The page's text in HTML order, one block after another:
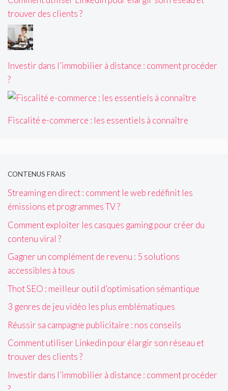
trouver des clients ?
Investir dans l’immobilier à distance : comment procéder
?
Fiscalité e-commerce : les essentiels à connaître
CONTENUS FRAIS
Streaming en direct : comment le web redéfinit les
émissions et programmes TV ?
Comment exploiter les casques gaming pour créer du
contenu viral ?
Gagner un complément de revenu : 5 solutions
accessibles à tous
Thot SEO : meilleur outil d’optimisation sémantique
3 genres de jeu vidéo les plus emblématiques
Réussir sa campagne publicitaire : nos conseils
Comment utiliser Linkedin pour élargir son réseau et
trouver des clients ?
Investir dans l’immobilier à distance : comment procéder
?